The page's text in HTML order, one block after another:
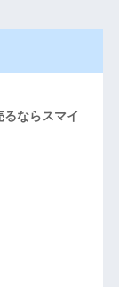
ならスマイ